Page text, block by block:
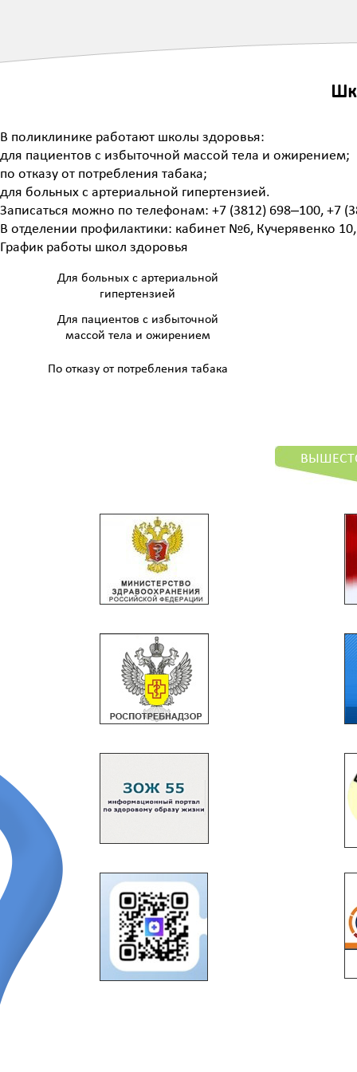
В поликлинике работают школы здоровья:
для пациентов с избыточной массой тела и ожирением;
по отказу от потребления табака;
для больных с артериальной гипертензией.
Записаться можно по телефонам: +7 (3812) 698‒100, +7
В отделении профилактики: кабинет №6, Кучерявенко
График работы школ здоровья
Для больных с артериальной
гипертензией
Для пациентов с избыточной
массой тела и ожирением
По отказу от потребления табака